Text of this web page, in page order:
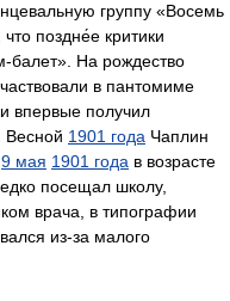
группу «Восемь
поздне́е критики
На рождество
в пантомиме
впервые получил
Весной 1901 года Чаплин
9 мая 1901 года в возрасте
посещал школу,
врача, в типографии
из-за малого